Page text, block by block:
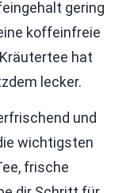
gering
koffeinfreie
hat
lecker.
und
wichtigsten
frische